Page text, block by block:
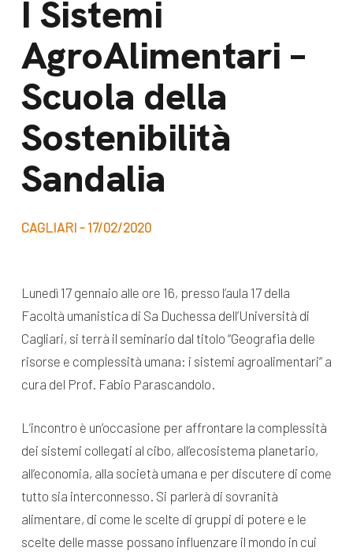
I Sistemi
AgroAlimentari –
Scuola della
Sostenibilità
Sandalia
CAGLIARI - 17/02/2020
Lunedì 17 gennaio alle ore 16, presso l’aula 17 della
Facoltà umanistica di Sa Duchessa dell’Università di
Cagliari, si terrà il seminario dal titolo “Geografia delle
risorse e complessità umana: i sistemi agroalimentari” a
cura del Prof. Fabio Parascandolo.
L’incontro è un’occasione per affrontare la complessità
dei sistemi collegati al cibo, all’ecosistema planetario,
all’economia, alla società umana e per discutere di come
tutto sia interconnesso. Si parlerà di sovranità
alimentare, di come le scelte di gruppi di potere e le
scelte delle masse possano influenzare il mondo in cui
Lavora con noi
Bilancio di
missione
News e
appuntamenti
News
Campagne
pubblicazioni
Docufilm
Seguici sui social: